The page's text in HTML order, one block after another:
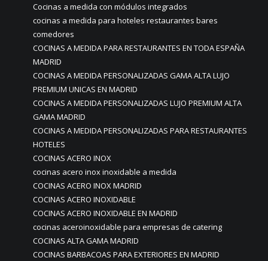
Cocinas a medida con módulos integrados
cocinas a medida para hoteles restaurantes bares
comedores
COCINAS A MEDIDA PARA RESTAURANTES EN TODA ESPAÑA
MADRID
COCINAS A MEDIDA PERSONALIZADAS GAMA ALTA LUJO
PREMIUM UNICAS EN MADRID
COCINAS A MEDIDA PERSONALIZADAS LUJO PREMIUM ALTA
GAMA MADRID
COCINAS A MEDIDA PERSONALIZADAS PARA RESTAURANTES
HOTELES
COCINAS ACERO INOX
cocinas acero inox inoxidable a medida
COCINAS ACERO INOX MADRID
COCINAS ACERO INOXIDABLE
COCINAS ACERO INOXIDABLE EN MADRID
cocinas aceroinoxidable para empresas de catering
COCINAS ALTA GAMA MADRID
COCINAS BARBACOAS PARA EXTERIORES EN MADRID